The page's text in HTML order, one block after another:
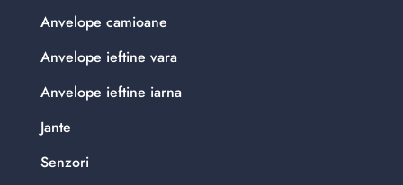
Anvelope camioane
Anvelope ieftine vara
Anvelope ieftine iarna
Jante
Senzori